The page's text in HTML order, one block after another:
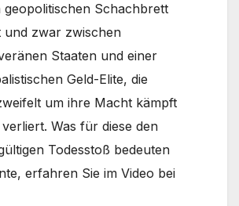
geopolitischen Schachbrett
und zwar zwischen
Staaten und einer
Geld-Elite, die
um ihre Macht kämpft
Was für diese den
Todesstoß bedeuten
erfahren Sie im Video bei